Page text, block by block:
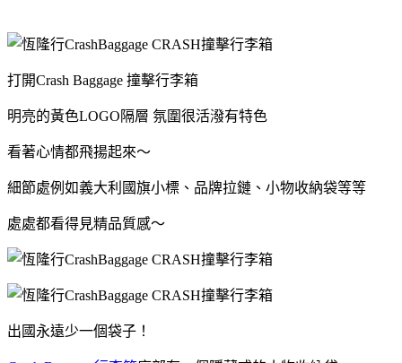
打開Crash Baggage 撞擊行李箱
明亮的黃色LOGO隔層 氛圍很活潑有特色
看著心情都飛揚起來～
細節處例如義大利國旗小標、品牌拉鏈、小物收納袋等等
處處都看得見精品質感～
出國永遠少一個袋子！